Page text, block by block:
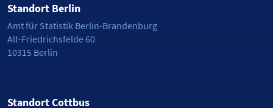
Standort Berlin
Amt für Statistik Berlin-Brandenburg
Alt-Friedrichsfelde 60
10315 Berlin
Standort Cottbus